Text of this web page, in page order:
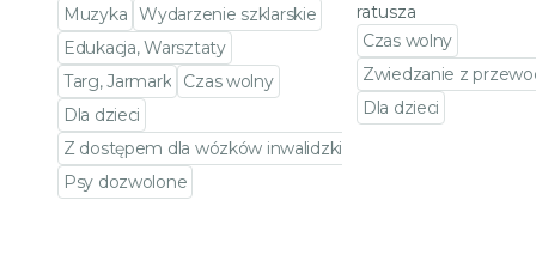
Muzyka Wydarzenie szklarskie
Edukacja, Warsztaty
Targ, Jarmark
Czas wolny
Dla dzieci
Z dostępem dla wózków inwalidzkich
Psy dozwolone
ratusza
Czas wolny
Zwiedzanie z
Dla dzieci